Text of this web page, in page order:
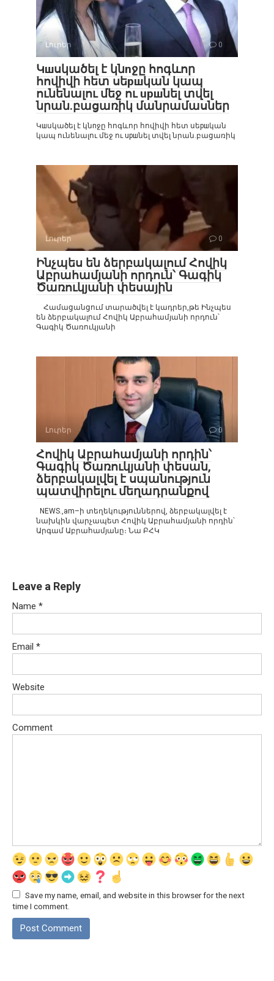
Լուրեր 0
Կшսկածել է կնnջը հոգևոր
հովիվի հետ սեршկան կապ
ունենալու մեջ ու upшնել տվել
նրան.բացառիկ մանրամասներ
Կшսկածել է կնnջը հոգևոր հովիվի հետ սեршկան
կապ ունենալու մեջ ու upшնել տվել նրան.բացառիկ
Լուրեր 0
Ինչպես են ձերբակալում Հովիկ
Աբրահամյանի որդուն՝ Գագիկ
Ծառուկյանի փեսային
Համացանցում տարածվել է կադրեր,թե Ինչպես
են ձերբակալում Հովիկ Աբրահամյանի որդուն՝
Գագիկ Ծառուկյանի
Լուրեր 0
Հովիկ Աբրահամյանի որդին՝
Գագիկ Ծառուկյանի փեսան,
ձերբակալվել է սպանություն
պատվիրելու մեղադրանքով
NEWS.,am–ի տեղեկություններով, ձերբակալվել է
նախկին վարչապետ Հովիկ Աբրահամյանի որդին՝
Արգամ Աբրահամյանը։ Նա ԲՀԿ
Leave a Reply
Name *
Email *
Website
Comment
Save my name, email, and website in this browser for the next
time I comment.